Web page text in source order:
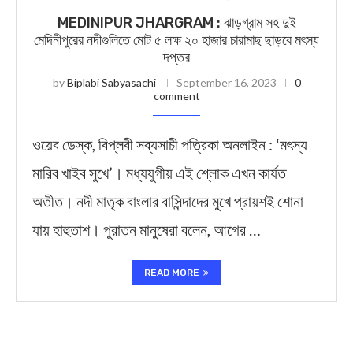
MEDINIPUR JHARGRAM : ঝাড়গ্রাম সহ দুই
মেদিনীপুরের নদীগুলিতে মোট ৫ লক্ষ ২০ হাজার চারামাছ ছাড়বে মৎস্য
দপ্তর
byBiplabi Sabyasachi September 16, 2023
0
comment
ওয়েব ডেস্ক, বিপ্লবী সব্যসাচী পত্রিকা অনলাইন : ‘মৎস্য
মারিব খাইব সুখে’। মধ্যযুগীয় এই শ্লোক এখন কার্যত
অতীত। নদী মাতৃক বাংলার বাসিন্দাদের মুখে প্রায়শই শোনা
যায় হাহুতাশ। পুরাতন মানুষেরা বলেন, আগের …
READ MORE